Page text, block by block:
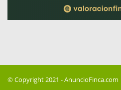
© Copyright 2021 -AnuncioFinca.com